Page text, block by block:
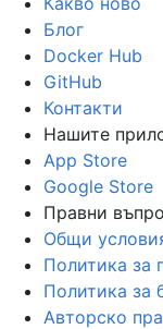
Блог
Docker Hub
GitHub
Контакти
Нашите
App Store
Google Store
Правни
Общи
Политика за
Политика за
Авторско